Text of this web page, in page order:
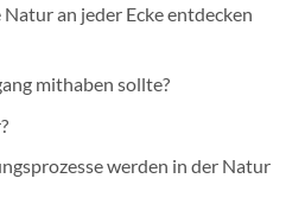
an jeder Ecke entdecken
mithaben sollte?
werden in der Natur